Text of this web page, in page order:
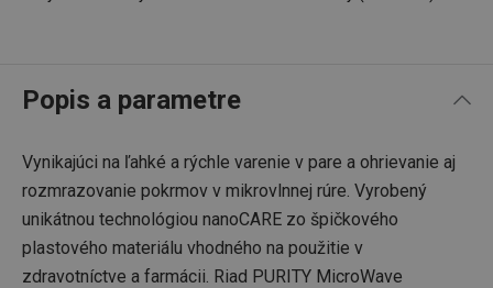
Popis a parametre
Vynikajúci na ľahké a rýchle varenie v pare a ohrievanie aj
rozmrazovanie pokrmov v mikrovlnnej rúre. Vyrobený
unikátnou technológiou nanoCARE zo špičkového
plastového materiálu vhodného na použitie v
zdravotníctve a farmácii. Riad PURITY MicroWave